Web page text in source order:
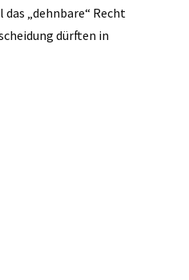
das „dehnbare“ Recht
dürften in